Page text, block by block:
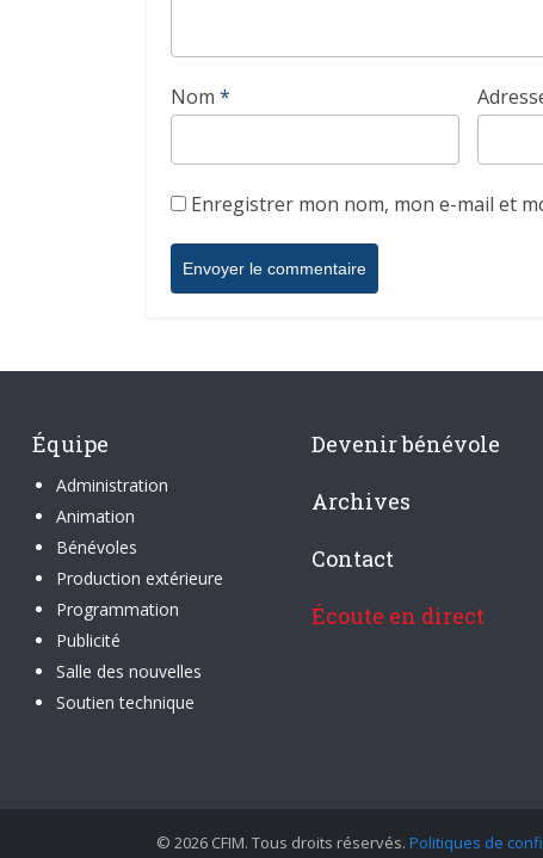
Nom *
Enregistrer mon nom, mon e-mail et
Équipe
Administration
Animation
Bénévoles
Production extérieure
Programmation
Publicité
Salle des nouvelles
Soutien technique
Devenir bénévole
Archives
Contact
Écoute en direct
© 2026 CFIM. Tous droits réservés. Politiques de